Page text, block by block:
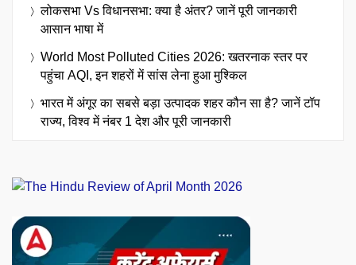
लोकसभा Vs विधानसभा: क्या है अंतर? जानें पूरी जानकारी
आसान भाषा में
World Most Polluted Cities 2026: खतरनाक स्तर पर
पहुंचा AQI, इन शहरों में सांस लेना हुआ मुश्किल
भारत में अंगूर का सबसे बड़ा उत्पादक शहर कौन सा है? जानें टॉप
राज्य, विश्व में नंबर 1 देश और पूरी जानकारी